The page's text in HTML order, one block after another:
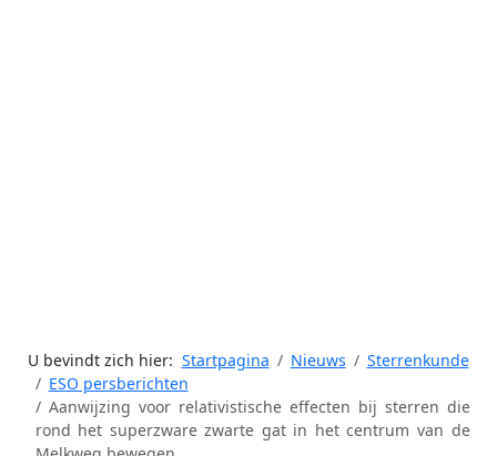
U bevindt zich hier: Startpagina Nieuws
Sterrenkunde
ESO persberichten
Aanwijzing voor relativistische effecten bij sterren die
rond het superzware zwarte gat in het centrum van de